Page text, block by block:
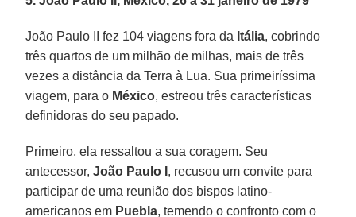
João Paulo II fez 104 viagens fora da Itália, cobrindo
três quartos de um milhão de milhas, mais de três
vezes a distância da Terra à Lua. Sua primeiríssima
viagem, para o México, estreou três características
definidoras do seu papado.
Primeiro, ela ressaltou a sua coragem. Seu
antecessor,João Paulo I , recusou um convite para
participar de uma reunião dos bispos latino-
americanos em Puebla, temendo o confronto com o